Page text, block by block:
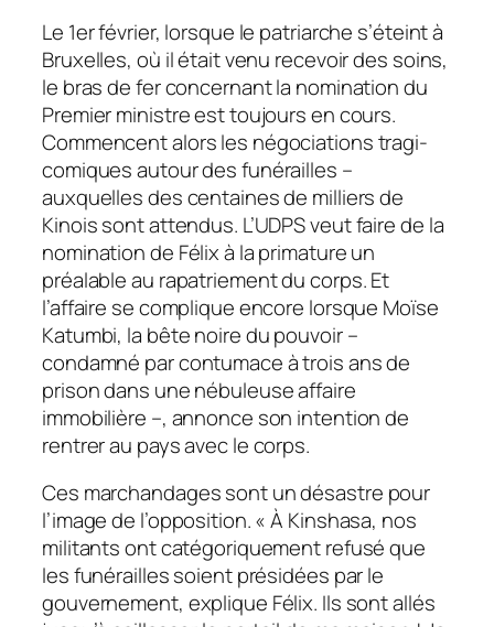
Le 1er février, lorsque le patriarche s’éteint à
Bruxelles, où il était venu recevoir des soins,
le bras de fer concernant la nomination du
Premier ministre est toujours en cours.
Commencent alors les négociations tragi-
comiques autour des funérailles –
auxquelles des centaines de milliers de
Kinois sont attendus. L’UDPS veut faire de la
nomination de Félix à la primature un
préalable au rapatriement du corps. Et
l’affaire se complique encore lorsque Moïse
Katumbi, la bête noire du pouvoir –
condamné par contumace à trois ans de
prison dans une nébuleuse affaire
immobilière –, annonce son intention de
rentrer au pays avec le corps.
Ces marchandages sont un désastre pour
l’image de l’opposition. « À Kinshasa, nos
militants ont catégoriquement refusé que
les funérailles soient présidées par le
gouvernement, explique Félix. Ils sont allés